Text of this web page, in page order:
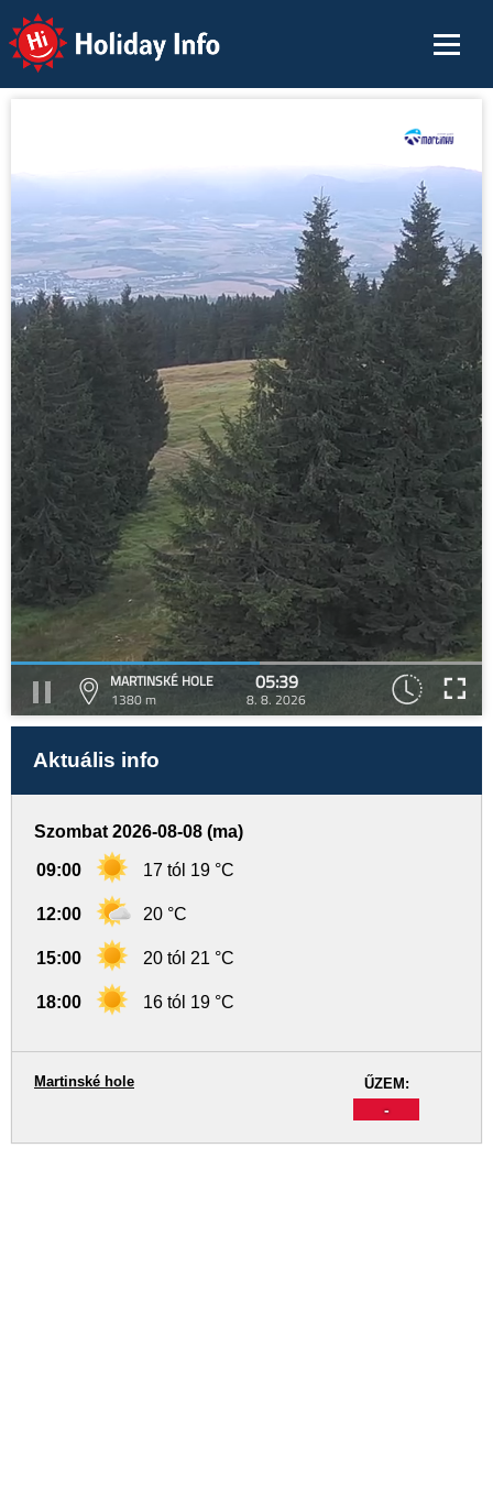
Holiday Info
MARTINSKÉ HOLE
1380 m
05:39
8. 8. 2026
Aktuális info
Szombat 2026-08-08 (ma)
09:00 17 tól 19 °C
12:00 20 °C
15:00 20 tól 21 °C
18:00 16 tól 19 °C
ŰZEM:
-
Martinské hole